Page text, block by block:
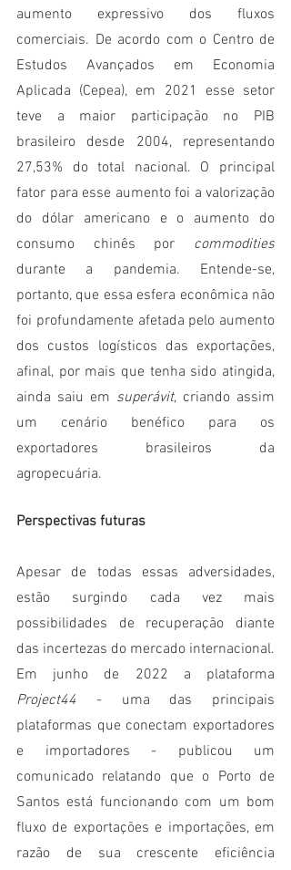
aumento expressivo dos fluxos
comerciais. De acordo com o Centro de
Estudos Avançados em Economia
Aplicada (Cepea), em 2021 esse setor
teve a maior participação no PIB
brasileiro desde 2004, representando
27,53% do total nacional. O principal
fator para esse aumento foi a valorização
do dólar americano e o aumento do
consumo chinês por commodities
durante a pandemia. Entende-se,
portanto, que essa esfera econômica não
foi profundamente afetada pelo aumento
dos custos logísticos das exportações,
afinal, por mais que tenha sido atingida,
ainda saiu em superávit, criando assim
um cenário benéfico para os
exportadores brasileiros da
agropecuária.
Perspectivas futuras
Apesar de todas essas adversidades,
estão surgindo cada vez mais
possibilidades de recuperação diante
das incertezas do mercado internacional.
Project44 - uma das principais
plataformas que conectam exportadores
e importadores - publicou um
comunicado relatando que o Porto de
Santos está funcionando com um bom
fluxo de exportações e importações, em
razão de sua crescente eficiência